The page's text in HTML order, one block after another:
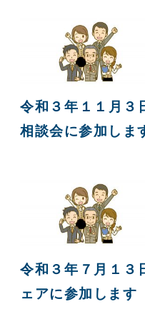
令和３年１１月
相談会に参加しま
令和３年７月１
ェアに参加します